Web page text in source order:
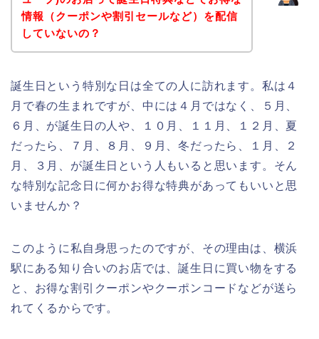
情報（クーポンや割引セールなど）を配信
していないの？
誕生日という特別な日は全ての人に訪れます。私は４
月で春の生まれですが、中には４月ではなく、５月、
６月、が誕生日の人や、１０月、１１月、１２月、夏
だったら、７月、８月、９月、冬だったら、１月、２
月、３月、が誕生日という人もいると思います。そん
な特別な記念日に何かお得な特典があってもいいと思
いませんか？
このように私自身思ったのですが、その理由は、横浜
駅にある知り合いのお店では、誕生日に買い物をする
と、お得な割引クーポンやクーポンコードなどが送ら
れてくるからです。